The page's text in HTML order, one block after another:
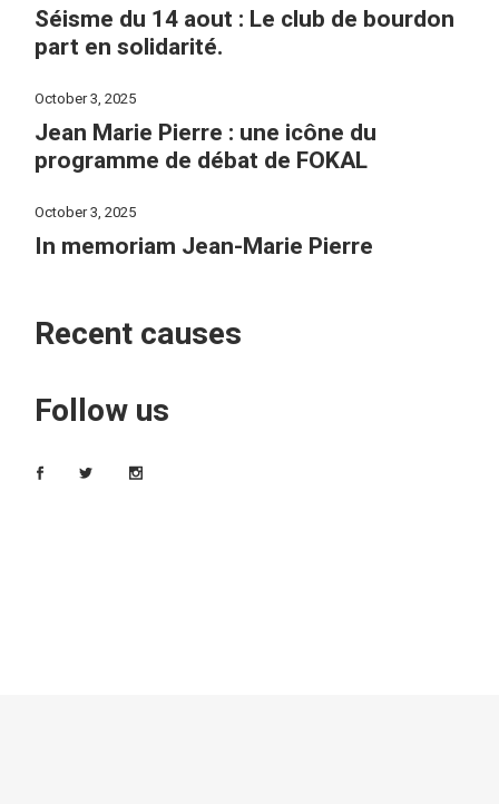
Séisme du 14 aout : Le club de bourdon
part en solidarité.
October 3, 2025
Jean Marie Pierre : une icône du
programme de débat de FOKAL
October 3, 2025
In memoriam Jean-Marie Pierre
Recent causes
Follow us